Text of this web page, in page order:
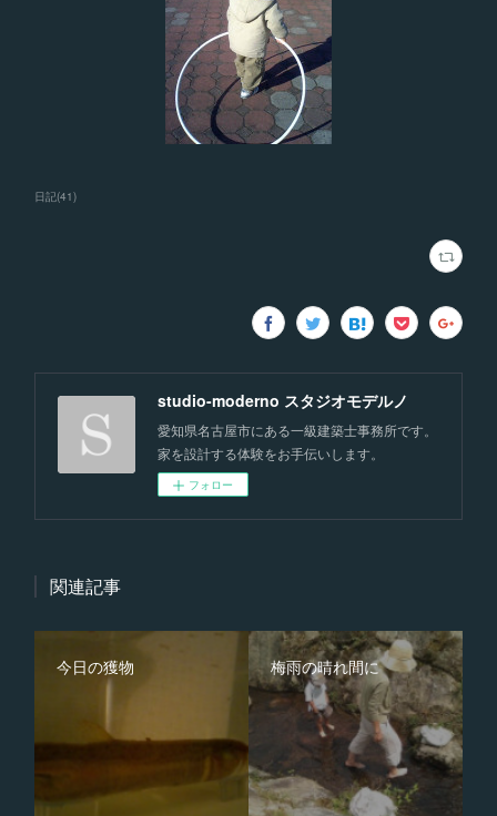
日記(41)
studio-moderno スタジオモデルノ
愛知県名古屋市にある一級建築士事務所です。
家を設計する体験をお手伝いします。
フォロー
関連記事
今日の獲物 梅雨の晴れ間に